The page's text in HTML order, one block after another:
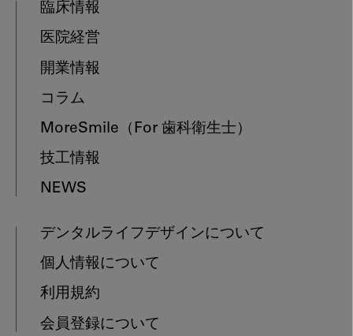
臨床情報
医院経営
開業情報
コラム
MoreSmile （For 歯科衛生士）
技工情報
NEWS
デンタルライフデザインについて
個人情報について
利用規約
会員登録について